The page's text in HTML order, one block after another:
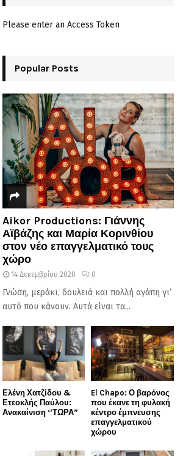
Please enter an Access Token
Popular Posts
Aikor Productions: Γιάννης
Αϊβάζης και Μαρία Κορινθίου
στον νέο επαγγελματικό τους
χώρο
14 Δεκεμβρίου 2020 0
Γνώση, μεράκι, δουλειά και πολλή αγάπη γι’
αυτό που κάνουν. Αυτά είναι τα...
Ελένη Χατζίδου &
Ετεοκλής Παύλου:
Ανακαίνιση ‘’ΤΩΡΑ”
El Chapo: Ο βαρόνος
που έκανε τη φυλακή
κέντρο έμπνευσης
επαγγελματικού
χώρου